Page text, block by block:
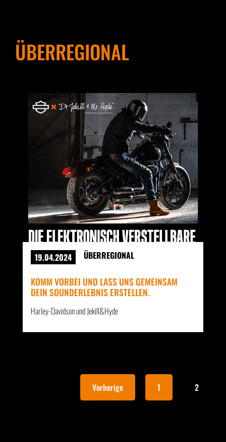
ÜBERREGIONAL
19.04.2024 ÜBERREGIONAL
KOMM VORBEI UND LASS UNS GEMEINSAM
DEIN SOUNDERLEBNIS ERSTELLEN.
Harley-Davidson und Jekill&Hyde
Vorherige 1 2